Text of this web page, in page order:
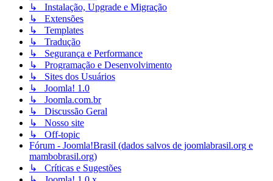
↳ Instalação, Upgrade e Migração
↳ Extensões
↳ Templates
↳ Tradução
↳ Segurança e Performance
↳ Programação e Desenvolvimento
↳ Sites dos Usuários
↳ Joomla! 1.0
↳ Joomla.com.br
↳ Discussão Geral
↳ Nosso site
↳ Off-topic
Fórum - Joomla!Brasil (dados salvos de joomlabrasil.org e
mambobrasil.org)
↳ Críticas e Sugestões